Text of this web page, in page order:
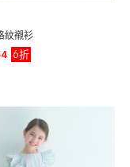
紋襯衫
6折